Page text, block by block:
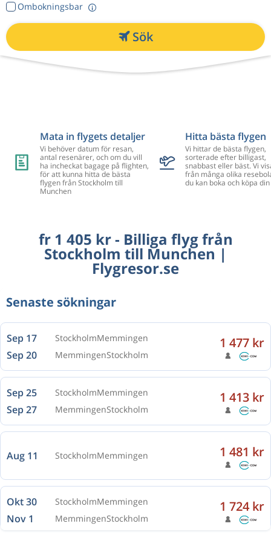
Ombokningsbar
Sök
Mata in flygets detaljer
Vi behöver datum för resan,
antal resenärer, och om du vill
ha incheckat bagage på flighten,
för att kunna hitta de bästa
flygen från Stockholm till
Munchen
Hitta bästa flygen
Vi hittar de bästa flygen,
sorterade efter billigast,
snabbast eller bäst. Vi
från många olika
du kan boka och köpa
fr 1 405 kr - Billiga flyg från
Stockholm till Munchen |
Flygresor.se
Senaste sökningar
Sep 17 StockholmMemmingen
Sep 20 MemmingenStockholm
1 477 kr
Sep 25 StockholmMemmingen
Sep 27 MemmingenStockholm
1 413 kr
Aug 11 StockholmMemmingen 1 481 kr
Okt 30 StockholmMemmingen
Nov 1 MemmingenStockholm
1 724 kr